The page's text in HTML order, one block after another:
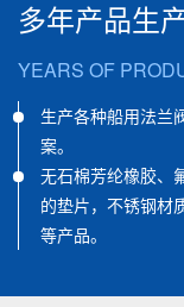
材料,为您提供密封件
橡胶、氯丁橡胶、乙
绕垫、石墨复合垫、